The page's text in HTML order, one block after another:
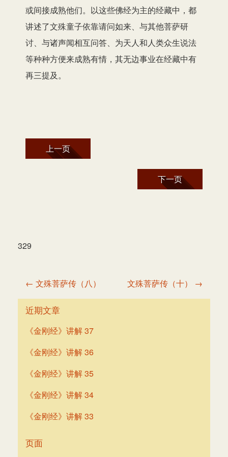
或间接成熟他们。以这些佛经为主的经藏中，都
讲述了文殊童子依靠请问如来、与其他菩萨研
讨、与诸声闻相互问答、为天人和人类众生说法
等种种方便来成熟有情，其无边事业在经藏中有
再三提及。
上一页
下一页
329
文
章
导
航
← 文殊菩萨传（八） 文殊菩萨传（十） →
近期文章
《金刚经》讲解 37
《金刚经》讲解 36
《金刚经》讲解 35
《金刚经》讲解 34
《金刚经》讲解 33
页面